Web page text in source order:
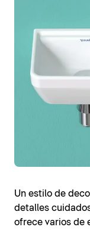
Un estilo de
detalles
ofrece varios de